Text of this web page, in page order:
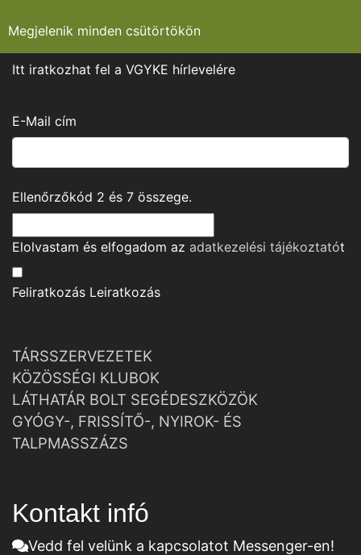
Megjelenik minden csütörtökön
Itt iratkozhat fel a VGYKE hírlevelére
E-Mail cím
Ellenőrzőkód 2 és 7 összege.
Elolvastam és elfogadom az adatkezelési tájékoztatót
Feliratkozás Leiratkozás
TÁRSSZERVEZETEK
KÖZÖSSÉGI KLUBOK
LÁTHATÁR BOLT SEGÉDESZKÖZÖK
GYÓGY-, FRISSÍTŐ-, NYIROK- ÉS
TALPMASSZÁZS
Kontakt infó
Vedd fel velünk a kapcsolatot Messenger-en!